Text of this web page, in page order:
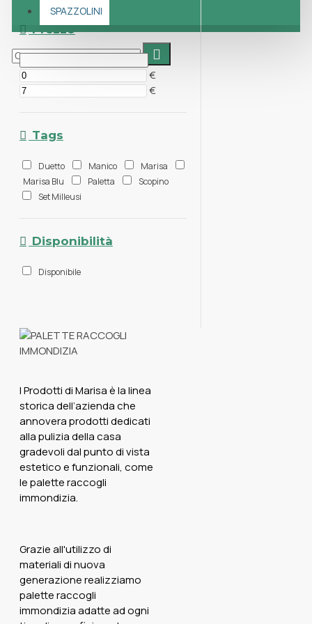
SPAZZOLINI
Prezzo
€
€
Tags
Duetto Manico
Marisa
Marisa Blu
Paletta
Scopino
Set Milleusi
Disponibilità
Disponibile
I Prodotti di Marisa è la linea
storica dell’azienda che
annovera prodotti dedicati
alla pulizia della casa
gradevoli dal punto di vista
estetico e funzionali, come
le palette raccogli
immondizia.
Grazie all'utilizzo di
materiali di nuova
generazione realizziamo
palette raccogli
immondizia adatte ad ogni